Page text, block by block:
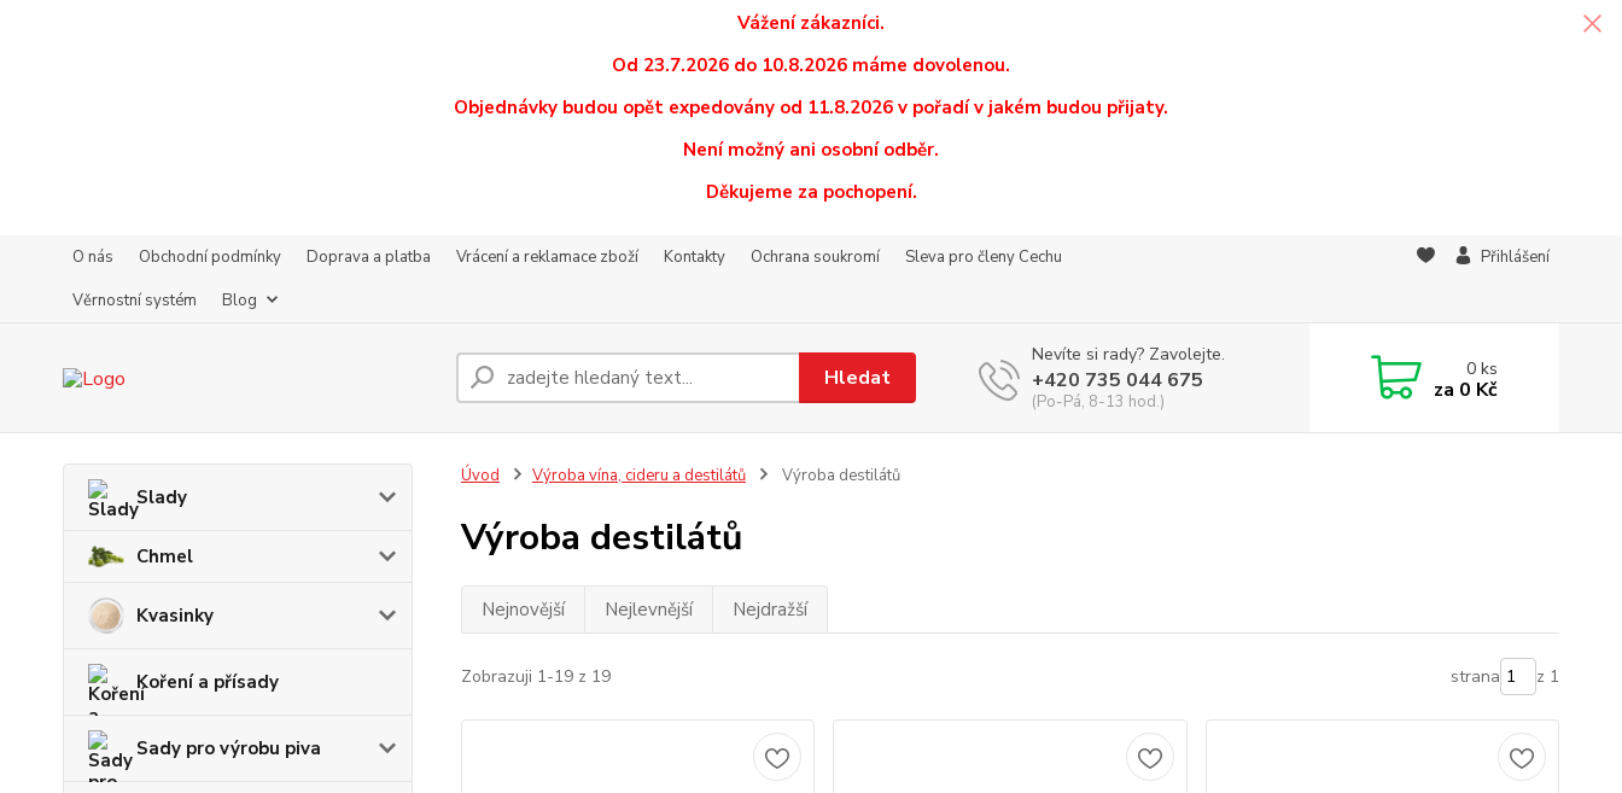
Vážení zákazníci.
Od 23.7.2026 do 10.8.2026 máme dovolenou.
Objednávky budou opět expedovány od 11.8.2026 v pořadí v jakém budou přijaty.
Není možný ani osobní odběr.
Děkujeme za pochopení.
O nás Obchodní podmínky Doprava a platba Vrácení a reklamace zboží Kontakty Ochrana soukromí
Sleva pro členy Cechu
Věrnostní systém
Blog
Přihlášení
Hledat
Nevíte si rady? Zavolejte.
+420 735 044 675
(Po-Pá, 8-13 hod.)
0ks
za 0 Kč
Slady
Chmel
Kvasinky
Koření a přísady
Sady pro výrobu piva
Úvod Výroba vína, cideru a destilátů Výroba destilátů
Výroba destilátů
Nejnovější Nejlevnější Nejdražší
Zobrazuji 1-19 z 19 strana z 1